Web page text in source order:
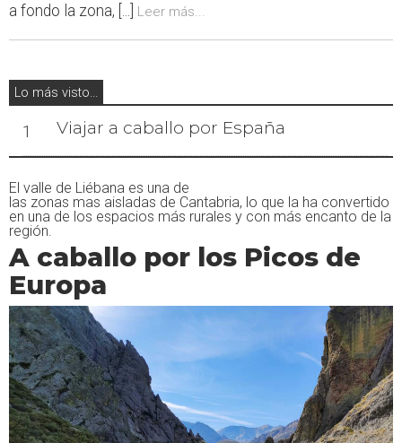
a fondo la zona, [...]
Leer más...
Lo más visto...
1 Viajar a caballo por España
El valle de Liébana es una de
las zonas mas aisladas de Cantabria, lo que la ha convertido
en una de los espacios más rurales y con más encanto de la
región.
A caballo por los Picos de
Europa